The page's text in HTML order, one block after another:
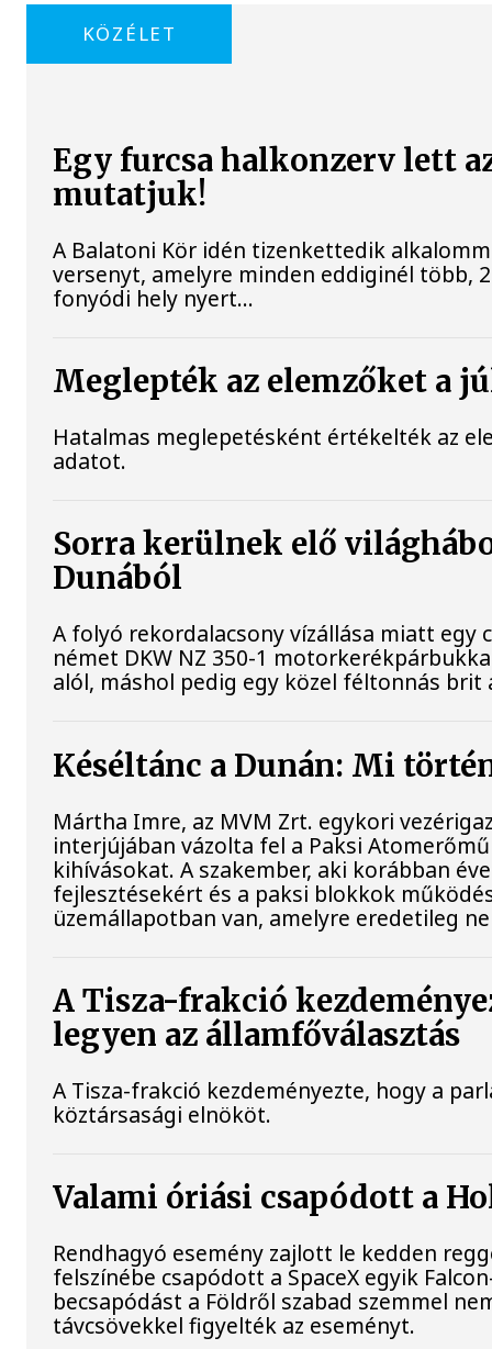
KÖZÉLET
Egy furcsa halkonzerv lett
mutatjuk!
A Balatoni Kör idén tizenkettedik
versenyt, amelyre minden eddiginél több,
fonyódi hely nyert...
Meglepték az elemzőket a
Hatalmas meglepetésként értékelték az
adatot.
Sorra kerülnek elő
Dunából
A folyó rekordalacsony vízállása miatt
német DKW NZ 350-1
alól, máshol pedig egy közel féltonnás brit
Késéltánc a Dunán: Mi
Mártha Imre, az MVM Zrt. egykori
interjújában vázolta fel a Paksi
kihívásokat. A szakember, aki korábban
fejlesztésekért és a paksi blokkok
üzemállapotban van, amelyre eredetileg
A Tisza-frakció
legyen az államfőválasztás
A Tisza-frakció kezdeményezte, hogy a
köztársasági elnököt.
Valami óriási csapódott a
Rendhagyó esemény zajlott le kedden
felszínébe csapódott a SpaceX egyik
becsapódást a Földről szabad szemmel
távcsövekkel figyelték az eseményt.